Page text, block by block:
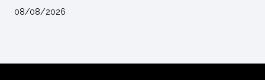
08/08/2026